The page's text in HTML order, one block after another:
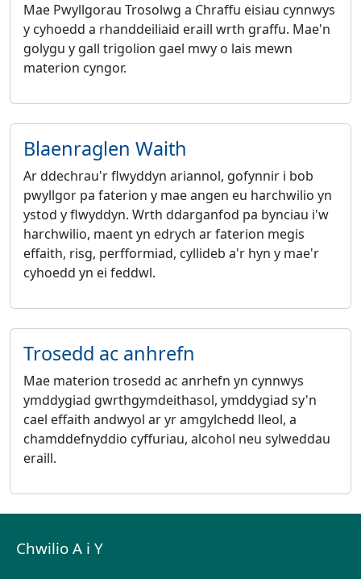
Mae Pwyllgorau Trosolwg a Chraffu eisiau cynnwys
y cyhoedd a rhanddeiliaid eraill wrth graffu. Mae'n
golygu y gall trigolion gael mwy o lais mewn
materion cyngor.
Blaenraglen Waith
Ar ddechrau'r flwyddyn ariannol, gofynnir i bob
pwyllgor pa faterion y mae angen eu harchwilio yn
ystod y flwyddyn. Wrth ddarganfod pa bynciau i'w
harchwilio, maent yn edrych ar faterion megis
effaith, risg, perfformiad, cyllideb a'r hyn y mae'r
cyhoedd yn ei feddwl.
Trosedd ac anhrefn
Mae materion trosedd ac anrhefn yn cynnwys
ymddygiad gwrthgymdeithasol, ymddygiad sy'n
cael effaith andwyol ar yr amgylchedd lleol, a
chamddefnyddio cyffuriau, alcohol neu sylweddau
eraill.
Chwilio A i Y